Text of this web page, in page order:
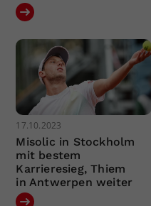
17.10.2023
Misolic in Stockholm
mit bestem
Karrieresieg, Thiem
in Antwerpen weiter